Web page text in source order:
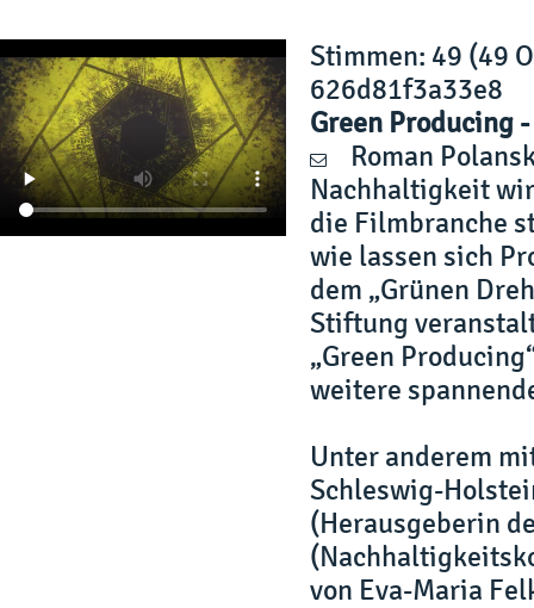
Stimmen: 49 (49
626d81f3a33e8
Green Producing
Roman
Nachhaltigkeit
die Filmbranche
wie lassen sich
dem „Grünen
Stiftung
„Green
weitere
Unter anderem
Schleswig-
(Herausgeberin
von Eva-Maria